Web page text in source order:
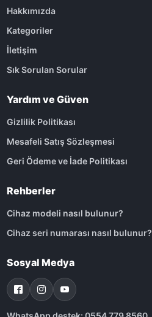
Hakkımızda
Kategoriler
İletişim
Sık Sorulan Sorular
Yardım ve Güven
Gizlilik Politikası
Mesafeli Satış Sözleşmesi
Geri Ödeme ve İade Politikası
Rehberler
Cihaz modeli nasıl bulunur?
Cihaz seri numarası nasıl bulunur?
Sosyal Medya